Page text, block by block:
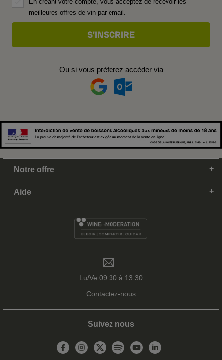
En créant votre compte, vous acceptez de recevoir les
meilleures offres de vin par email.
Ou si vous préférez accéder via
Notre offre
Aide
Lu/Ve 09:30 à 13:30
Contactez-nous
Suivez nous